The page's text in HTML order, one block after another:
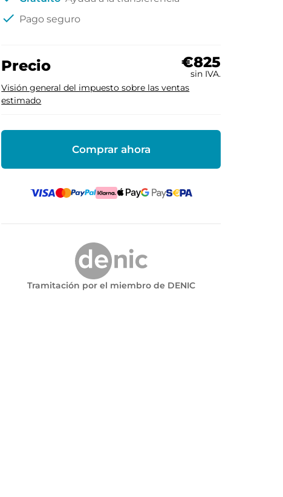
check Pago seguro
Precio €825
sin IVA.
Visión general del impuesto sobre las ventas
estimado
Comprar ahora
Tramitación por el miembro de DENIC